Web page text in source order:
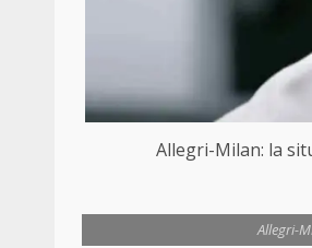
Allegri-Milan: la
Allegri-